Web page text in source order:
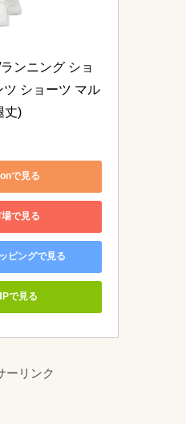
ンニング ショ
ツ ショーツ マル
丈)
で見る
で見る
ピングで見る
で見る
ーリンク